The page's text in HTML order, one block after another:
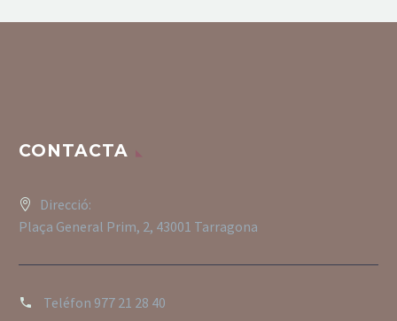
CONTACTA
Direcció:
Plaça General Prim, 2, 43001 Tarragona
Teléfon 977 21 28 40